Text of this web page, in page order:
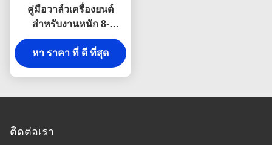
คู่มือวาล์วเครื่องยนต์
สำหรับงานหนัก 8-
94390780 สำหรับ ISUZU
700P กล่องสมบูรณ์ 8 ชิ้น
เชื่อถือได้ภายใต้สภาวะ
หา ราคา ที่ ดี ที่สุด
ติดต่อเรา